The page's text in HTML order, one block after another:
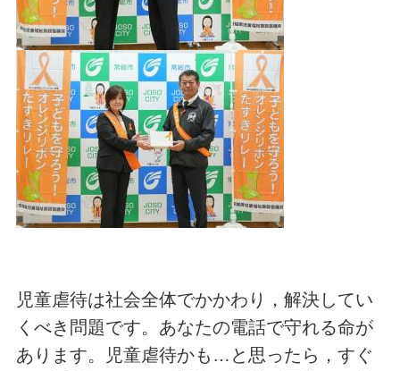
児童虐待は社会全体でかかわり，解決してい
くべき問題です。あなたの電話で守れる命が
あります。児童虐待かも…と思ったら，すぐ